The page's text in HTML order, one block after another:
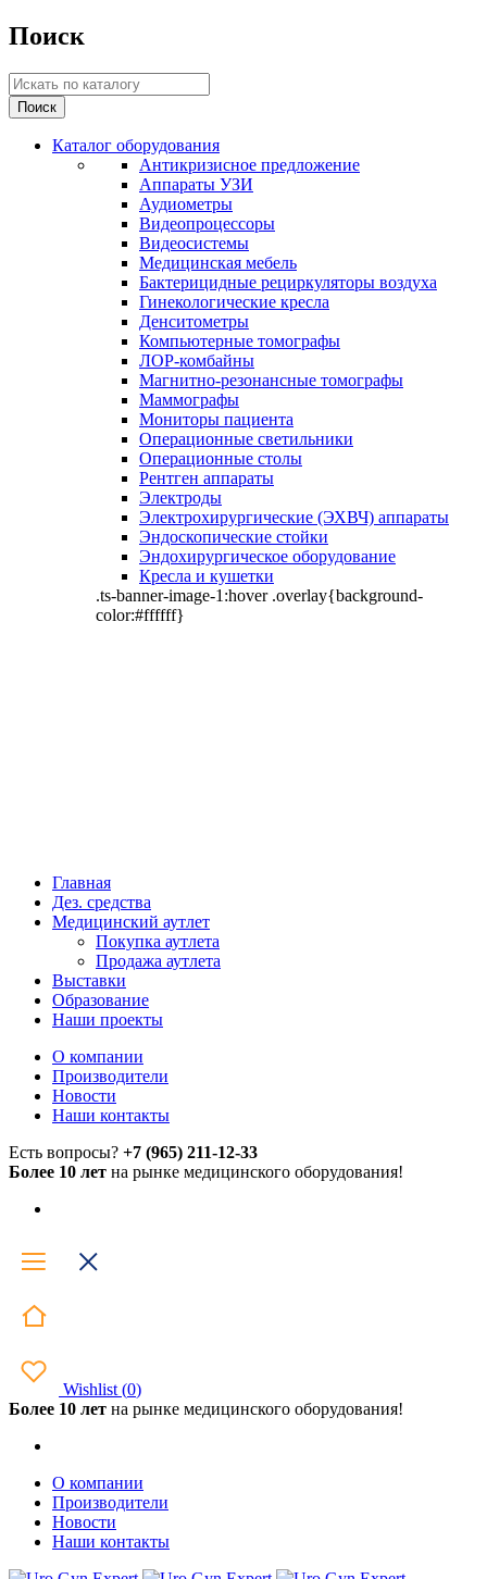
Поиск
Каталог оборудования
Антикризисное предложение
Аппараты УЗИ
Аудиометры
Видеопроцессоры
Видеосистемы
Медицинская мебель
Бактерицидные рециркуляторы воздуха
Гинекологические кресла
Денситометры
Компьютерные томографы
ЛОР-комбайны
Магнитно-резонансные томографы
Маммографы
Мониторы пациента
Операционные светильники
Операционные столы
Рентген аппараты
Электроды
Электрохирургические (ЭХВЧ) аппараты
Эндоскопические стойки
Эндохирургическое оборудование
Кресла и кушетки
.ts-banner-image-1:hover .overlay{background-
color:#ffffff}
Главная
Дез. средства
Медицинский аутлет
Покупка аутлета
Продажа аутлета
Выставки
Образование
Наши проекты
О компании
Производители
Новости
Наши контакты
Есть вопросы? +7 (965) 211-12-33
Более 10 лет на рынке медицинского оборудования!
Wishlist (0)
Более 10 лет на рынке медицинского оборудования!
О компании
Производители
Новости
Наши контакты